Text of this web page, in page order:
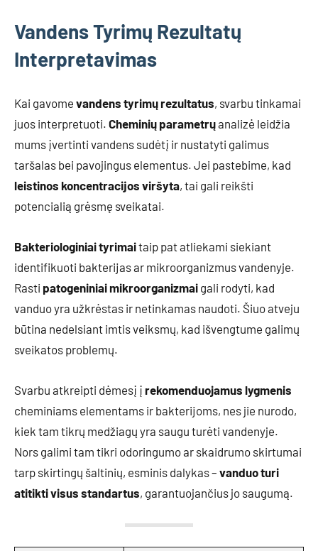
Vandens Tyrimų Rezultatų
Interpretavimas
Kai gavome vandens tyrimų rezultatus, svarbu tinkamai
juos interpretuoti. Cheminių parametrųanalizė leidžia
mums įvertinti vandens sudėtį ir nustatyti galimus
taršalas bei pavojingus elementus. Jei pastebime, kad
leistinos koncentracijos viršyta, tai gali reikšti
potencialią grėsmę sveikatai.
Bakteriologiniai tyrimaitaip pat atliekami siekiant
identifikuoti bakterijas ar mikroorganizmus vandenyje.
Rasti patogeniniai mikroorganizmai gali rodyti, kad
vanduo yra užkrėstas ir netinkamas naudoti. Šiuo atveju
būtina nedelsiant imtis veiksmų, kad išvengtume galimų
sveikatos problemų.
Svarbu atkreipti dėmesį į rekomenduojamus lygmenis
cheminiams elementams ir bakterijoms, nes jie nurodo,
kiek tam tikrų medžiagų yra saugu turėti vandenyje.
Nors galimi tam tikri odoringumo ar skaidrumo skirtumai
tarp skirtingų šaltinių, esminis dalykas – vanduo turi
atitikti visus standartus, garantuojančius jo saugumą.